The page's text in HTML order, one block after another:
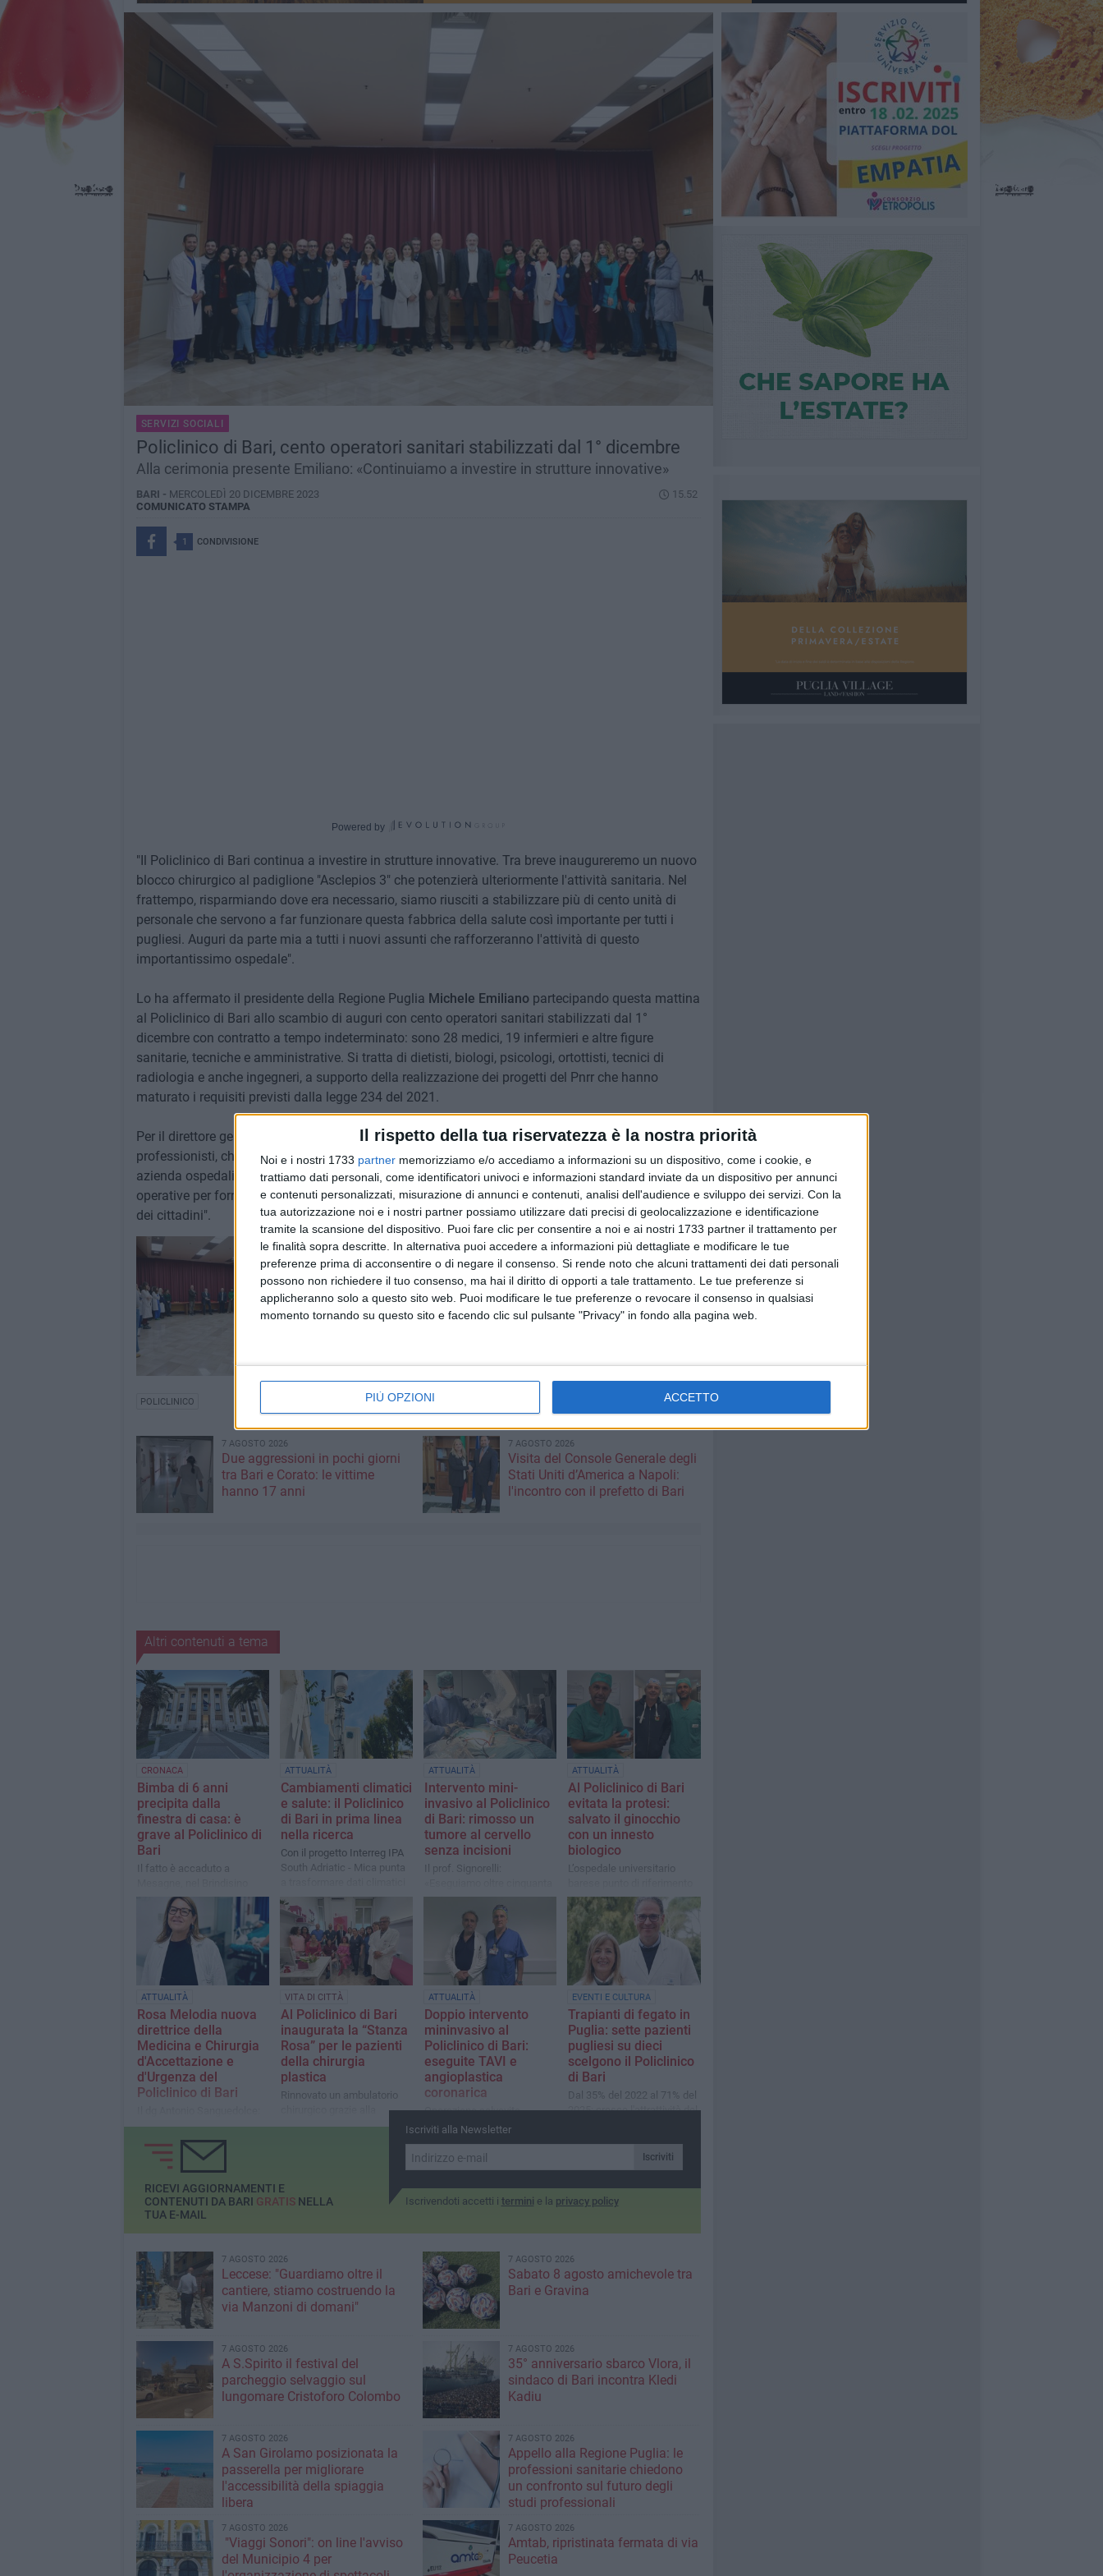
Il rispetto della tua riservatezza è la nostra priorità
Noi e i nostri 1733 partner memorizziamo e/o accediamo a informazioni su un dispositivo, come i cookie, e
trattiamo dati personali, come identificatori univoci e informazioni standard inviate da un dispositivo per annunci
e contenuti personalizzati, misurazione di annunci e contenuti, analisi dell'audience e sviluppo dei servizi. Con la
tua autorizzazione noi e i nostri partner possiamo utilizzare dati precisi di geolocalizzazione e identificazione
tramite la scansione del dispositivo. Puoi fare clic per consentire a noi e ai nostri 1733 partner il trattamento per
le finalità sopra descritte. In alternativa puoi accedere a informazioni più dettagliate e modificare le tue
preferenze prima di acconsentire o di negare il consenso. Si rende noto che alcuni trattamenti dei dati personali
possono non richiedere il tuo consenso, ma hai il diritto di opporti a tale trattamento. Le tue preferenze si
applicheranno solo a questo sito web. Puoi modificare le tue preferenze o revocare il consenso in qualsiasi
momento tornando su questo sito e facendo clic sul pulsante "Privacy" in fondo alla pagina web.
PIÙ OPZIONI ACCETTO
SERVIZI SOCIALI
Policlinico di Bari, cento operatori sanitari stabilizzati dal 1° dicembre
Alla cerimonia presente Emiliano: «Continuiamo a investire in strutture innovative»
BARI - MERCOLEDÌ 20 DICEMBRE 2023
15.52
COMUNICATO STAMPA
1 CONDIVISIONE
Powered by
"Il Policlinico di Bari continua a investire in strutture innovative. Tra breve inaugureremo un nuovo
blocco chirurgico al padiglione "Asclepios 3" che potenzierà ulteriormente l'attività sanitaria. Nel
frattempo, risparmiando dove era necessario, siamo riusciti a stabilizzare più di cento unità di
personale che servono a far funzionare questa fabbrica della salute così importante per tutti i
pugliesi. Auguri da parte mia a tutti i nuovi assunti che rafforzeranno l'attività di questo
importantissimo ospedale".
Lo ha affermato il presidente della Regione Puglia Michele Emilianopartecipando questa mattina
al Policlinico di Bari allo scambio di auguri con cento operatori sanitari stabilizzati dal 1°
dicembre con contratto a tempo indeterminato: sono 28 medici, 19 infermieri e altre figure
sanitarie, tecniche e amministrative. Si tratta di dietisti, biologi, psicologi, ortottisti, tecnici di
radiologia e anche ingegneri, a supporto della realizzazione dei progetti del Pnrr che hanno
maturato i requisiti previsti dalla legge 234 del 2021.
Per il direttore generale, Giovanni Migliore"offrire una prospettiva di lavoro stabile a tanti giovani
professionisti, chiamati ad operare proprio durante la pandemia, consente soprattutto alla nostra
azienda ospedaliera di colmare carenze di organico e pianificare al meglio le attività delle unità
operative per fornire risposte di alta specializzazione medica e chirurgica all'altezza delle attese
dei cittadini".
POLICLINICO
7 AGOSTO 2026
Due aggressioni in pochi giorni
tra Bari e Corato: le vittime
hanno 17 anni
7 AGOSTO 2026
Visita del Console Generale degli
Stati Uniti d’America a Napoli:
l'incontro con il prefetto di Bari
Altri contenuti a tema
CRONACA
Bimba di 6 anni
precipita dalla
finestra di casa: è
grave al Policlinico di
Bari
Il fatto è accaduto a
ATTUALITÀ
Cambiamenti climatici
e salute: il Policlinico
di Bari in prima linea
nella ricerca
Con il progetto Interreg IPA
South Adriatic - Mica punta
e sanitari in strumenti per
prevenire i rischi e
rafforzare la resilienza dei
sistemi sanitari
ATTUALITÀ
Intervento mini-
invasivo al Policlinico
di Bari: rimosso un
tumore al cervello
senza incisioni
Il prof. Signorelli:
procedure all'anno per
patologie dell'ipofisi,
prevalentemente di natura
tumorale»
ATTUALITÀ
Al Policlinico di Bari
evitata la protesi:
salvato il ginocchio
con un innesto
biologico
L’ospedale universitario
della ortopedia ‘moderna’:
dalla pianificazione con
modello 3D alle terapie
biologiche per evitare la
protesi nei pazienti giovani
ATTUALITÀ
Rosa Melodia nuova
direttrice della
Medicina e Chirurgia
d'Accettazione e
d'Urgenza del
Policlinico di Bari
"Affidiamo il Pronto
soccorso a una
professionista di grande
esperienza”
VITA DI CITTÀ
Al Policlinico di Bari
inaugurata la “Stanza
Rosa” per le pazienti
della chirurgia
plastica
Rinnovato un ambulatorio
donazione dell’associazione
ATTUALITÀ
Doppio intervento
mininvasivo al
Policlinico di Bari:
eseguite TAVI e
angioplastica
coronarica
Operazione salvavita
dell’equipe della cardiologia
Marco Ciccone e dall’equipe
di emodinamica di Filippo
EVENTI E CULTURA
Trapianti di fegato in
Puglia: sette pazienti
pugliesi su dieci
scelgono il Policlinico
di Bari
Dal 35% del 2022 al 71% del
2025: cresce l'attrattività del
multidisciplinari e tempi di
accesso ridotti
Iscriviti alla Newsletter
Iscriviti
Iscrivendoti accetti i termini e la privacy policy
RICEVI AGGIORNAMENTI E
CONTENUTI DA BARI GRATISNELLA
TUA E-MAIL
7 AGOSTO 2026
Leccese: "Guardiamo oltre il
cantiere, stiamo costruendo la
via Manzoni di domani"
7 AGOSTO 2026
Sabato 8 agosto amichevole tra
Bari e Gravina
7 AGOSTO 2026
A S.Spirito il festival del
parcheggio selvaggio sul
lungomare Cristoforo Colombo
7 AGOSTO 2026
35° anniversario sbarco Vlora, il
sindaco di Bari incontra Kledi
Kadiu
7 AGOSTO 2026
A San Girolamo posizionata la
passerella per migliorare
l'accessibilità della spiaggia
libera
7 AGOSTO 2026
Appello alla Regione Puglia: le
professioni sanitarie chiedono
un confronto sul futuro degli
studi professionali
7 AGOSTO 2026
"Viaggi Sonori": on line l'avviso
del Municipio 4 per
7 AGOSTO 2026
Amtab, ripristinata fermata di via
Peucetia